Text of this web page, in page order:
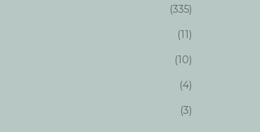
(335)
(11)
(10)
(4)
(3)